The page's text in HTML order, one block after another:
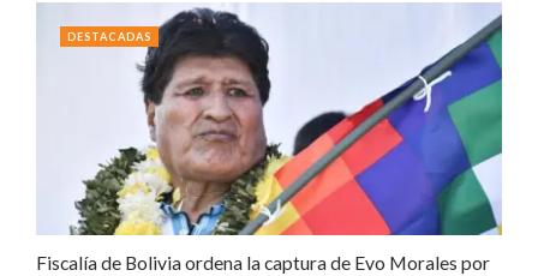
Fiscalía de Bolivia ordena la captura de Evo Morales por
DESTACADAS